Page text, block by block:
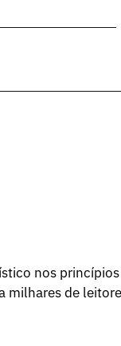
nos princípios
milhares de